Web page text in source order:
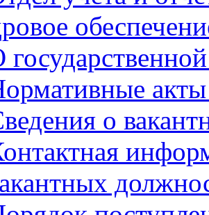
акты
о